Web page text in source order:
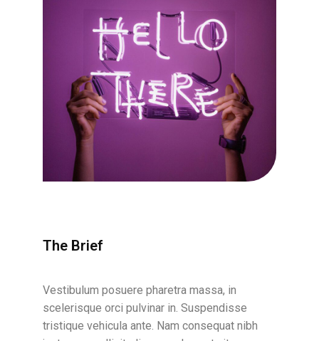
The Brief
Vestibulum posuere pharetra massa, in
scelerisque orci pulvinar in. Suspendisse
tristique vehicula ante. Nam consequat nibh